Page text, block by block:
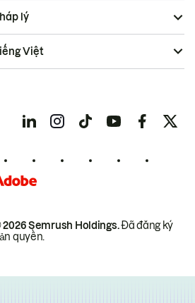
2026 Semrush Holdings.Đã đăng ký
quyền.
lý
Việt